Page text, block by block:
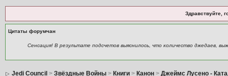
Здравствуйте,
Цитаты форумчан
Сенсация! В результате подсчетов выяснилось, что количество джедаев,
Jedi Council > Звёздные Войны> Книги> Канон> Джеймс Лусено -